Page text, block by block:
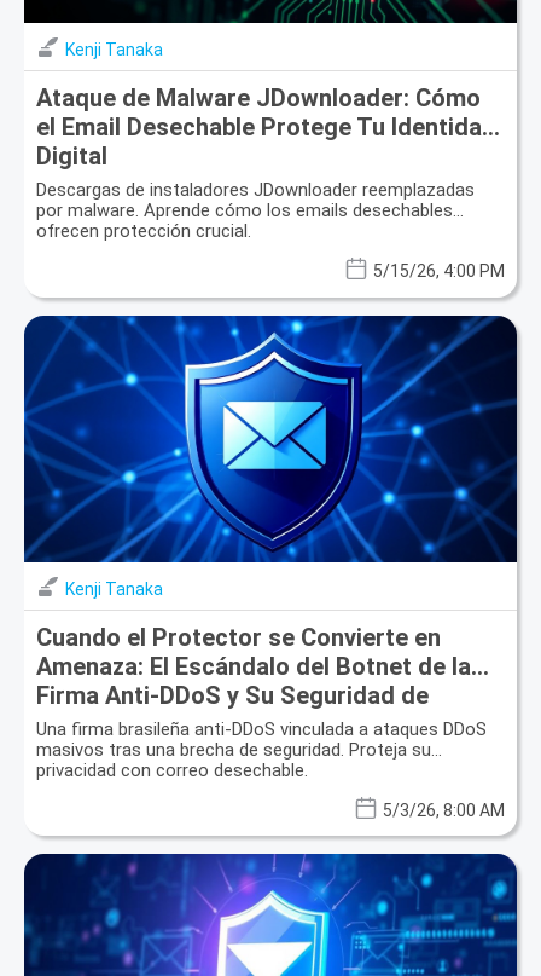
Kenji Tanaka
Ataque de Malware JDownloader: Cómo
el Email Desechable Protege Tu Identidad
Digital
Descargas de instaladores JDownloader reemplazadas
por malware. Aprende cómo los emails desechables
ofrecen protección crucial.
5/15/26, 4:00 PM
Kenji Tanaka
Cuando el Protector se Convierte en
Amenaza: El Escándalo del Botnet de la
Firma Anti-DDoS y Su Seguridad de
Correo Electrónico
Una firma brasileña anti-DDoS vinculada a ataques DDoS
masivos tras una brecha de seguridad. Proteja su
privacidad con correo desechable.
5/3/26, 8:00 AM